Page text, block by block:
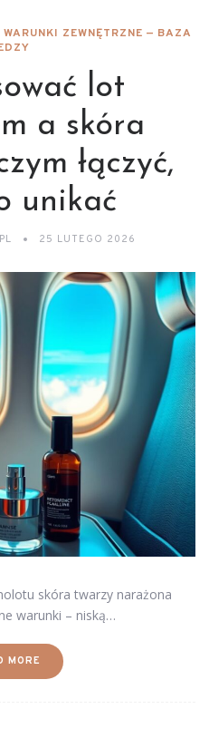
ZEWNĘTRZNE — BAZA
lot
a skóra
łączyć,
unikać
25 LUTEGO 2026
skóra twarzy narażona
warunki – niską…
MORE